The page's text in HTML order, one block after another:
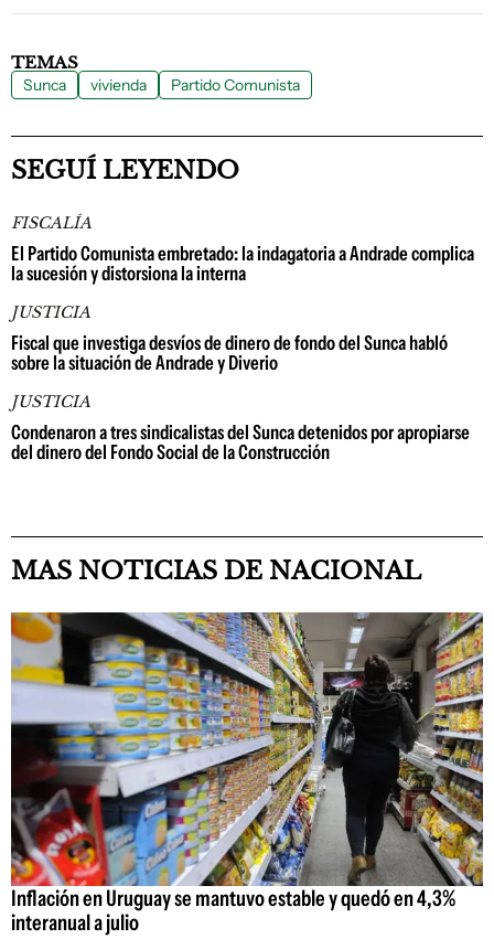
TEMAS
Sunca vivienda Partido Comunista
SEGUÍ LEYENDO
FISCALÍA
El Partido Comunista embretado: la indagatoria a Andrade complica
la sucesión y distorsiona la interna
JUSTICIA
Fiscal que investiga desvíos de dinero de fondo del Sunca habló
sobre la situación de Andrade y Diverio
JUSTICIA
Condenaron a tres sindicalistas del Sunca detenidos por apropiarse
del dinero del Fondo Social de la Construcción
MAS NOTICIAS DE NACIONAL
Inflación en Uruguay se mantuvo estable y quedó en 4,3%
interanual a julio